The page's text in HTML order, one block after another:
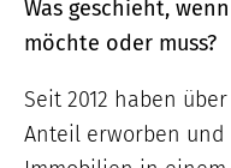
Was geschieht,
möchte oder muss?
Seit 2012 haben
Anteil erworben